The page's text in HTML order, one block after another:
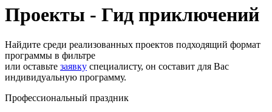
Проекты - Гид приключений
Найдите среди реализованных проектов подходящий формат
программы в фильтре
или оставьте заявку специалисту, он составит для Вас
индивидуальную программу.
Профессиональный праздник